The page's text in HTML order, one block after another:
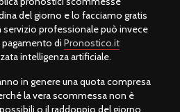
del giorno e lo facciamo gratis
servizio professionale può invece
di Pronostico.it
intelligenza artificiale.
in genere una quota compresa
la vera scommessa non è
o il raddoppio del giorno,